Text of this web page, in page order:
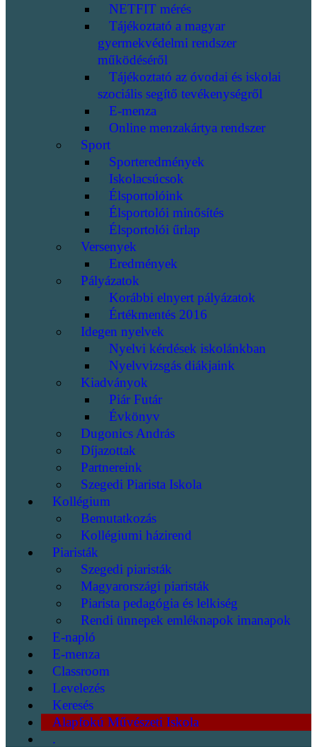
NETFIT mérés
Tájékoztató a magyar
gyermekvédelmi rendszer
működéséről
Tájékoztató az óvodai és iskolai
szociális segítő tevékenységről
E-menza
Online menzakártya rendszer
Sport
Sporteredmények
Iskolacsúcsok
Élsportolóink
Élsportolói minősítés
Élsportolói űrlap
Versenyek
Eredmények
Pályázatok
Korábbi elnyert pályázatok
Értékmentés 2016
Idegen nyelvek
Nyelvi kérdések iskolánkban
Nyelvvizsgás diákjaink
Kiadványok
Piár Futár
Évkönyv
Dugonics András
Díjazottak
Partnereink
Szegedi Piarista Iskola
Kollégium
Bemutatkozás
Kollégiumi házirend
Piaristák
Szegedi piaristák
Magyarországi piaristák
Piarista pedagógia és lelkiség
Rendi ünnepek emléknapok imanapok
E-napló
E-menza
Classroom
Levelezés
Keresés
Alapfokú Művészeti Iskola
.